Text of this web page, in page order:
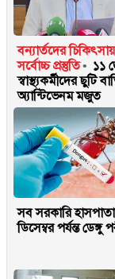
বন্যার্তদের
সর্বোচ্চ প্রস্তুতি
১১
স্বাস্থ্যকর্মীদের ছুটি
অ্যান্টিভেনম মজুত
সব সরকারি
ডিসেম্বর পর্যন্ত ডেঙ্গু